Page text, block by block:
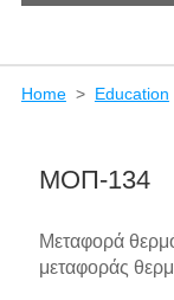
Home> Education
ΜΟΠ-134
Μεταφορά
μεταφοράς